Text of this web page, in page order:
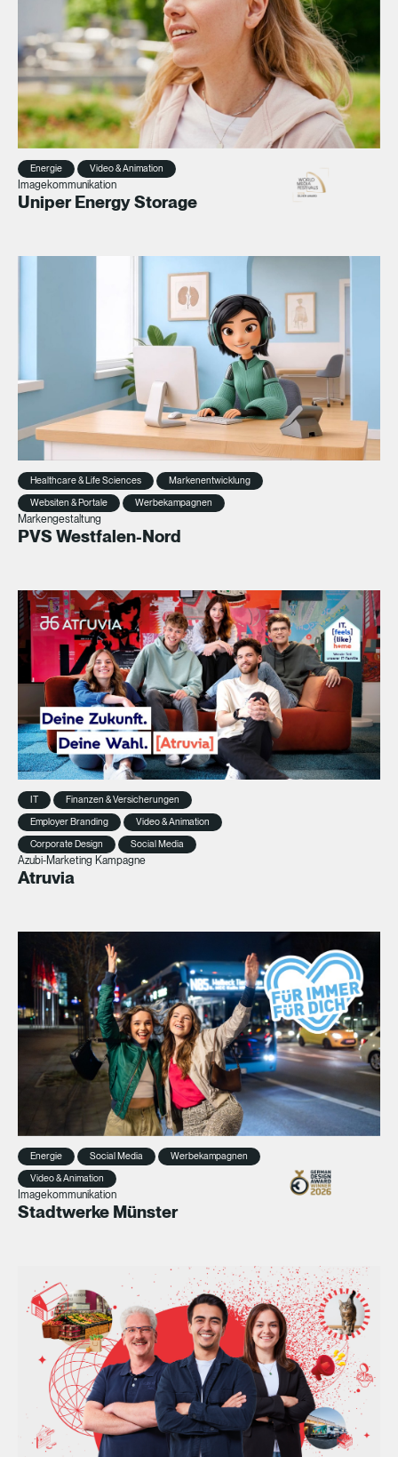
Energie Video & Animation
Imagekommunikation
Uniper Energy Storage
Healthcare & Life Sciences
Markenentwicklung
Websiten & Portale
Werbekampagnen
Markengestaltung
PVS Westfalen-Nord
IT
Finanzen & Versicherungen
Employer Branding
Video & Animation
Corporate Design
Social Media
Azubi-Marketing Kampagne
Atruvia
Energie Social Media
Werbekampagnen
Video & Animation
Imagekommunikation
Stadtwerke Münster